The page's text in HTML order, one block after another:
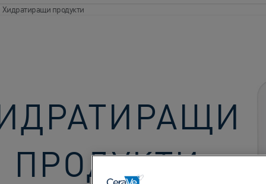
Хидратиращи продукти
ПРОДУКТИ